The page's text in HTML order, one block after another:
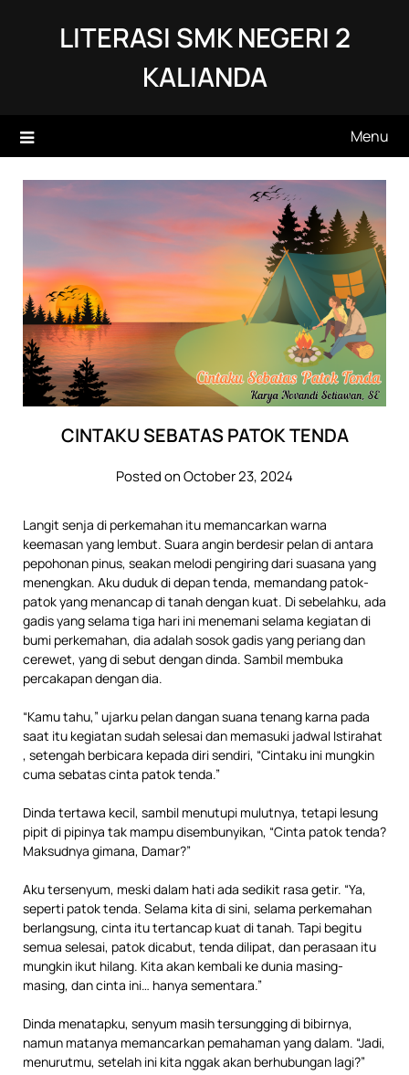
LITERASI SMK NEGERI 2
KALIANDA
Menu
CINTAKU SEBATAS PATOK TENDA
Posted on October 23, 2024
Langit senja di perkemahan itu memancarkan warna
keemasan yang lembut. Suara angin berdesir pelan di antara
pepohonan pinus, seakan melodi pengiring dari suasana yang
menengkan. Aku duduk di depan tenda, memandang patok-
patok yang menancap di tanah dengan kuat. Di sebelahku, ada
gadis yang selama tiga hari ini menemani selama kegiatan di
bumi perkemahan, dia adalah sosok gadis yang periang dan
cerewet, yang di sebut dengan dinda. Sambil membuka
percakapan dengan dia.
“Kamu tahu,” ujarku pelan dangan suana tenang karna pada
saat itu kegiatan sudah selesai dan memasuki jadwal Istirahat
, setengah berbicara kepada diri sendiri, “Cintaku ini mungkin
cuma sebatas cinta patok tenda.”
Dinda tertawa kecil, sambil menutupi mulutnya, tetapi lesung
pipit di pipinya tak mampu disembunyikan, “Cinta patok tenda?
Maksudnya gimana, Damar?”
Aku tersenyum, meski dalam hati ada sedikit rasa getir. “Ya,
seperti patok tenda. Selama kita di sini, selama perkemahan
berlangsung, cinta itu tertancap kuat di tanah. Tapi begitu
semua selesai, patok dicabut, tenda dilipat, dan perasaan itu
mungkin ikut hilang. Kita akan kembali ke dunia masing-
masing, dan cinta ini… hanya sementara.”
Dinda menatapku, senyum masih tersungging di bibirnya,
namun matanya memancarkan pemahaman yang dalam. “Jadi,
menurutmu, setelah ini kita nggak akan berhubungan lagi?”